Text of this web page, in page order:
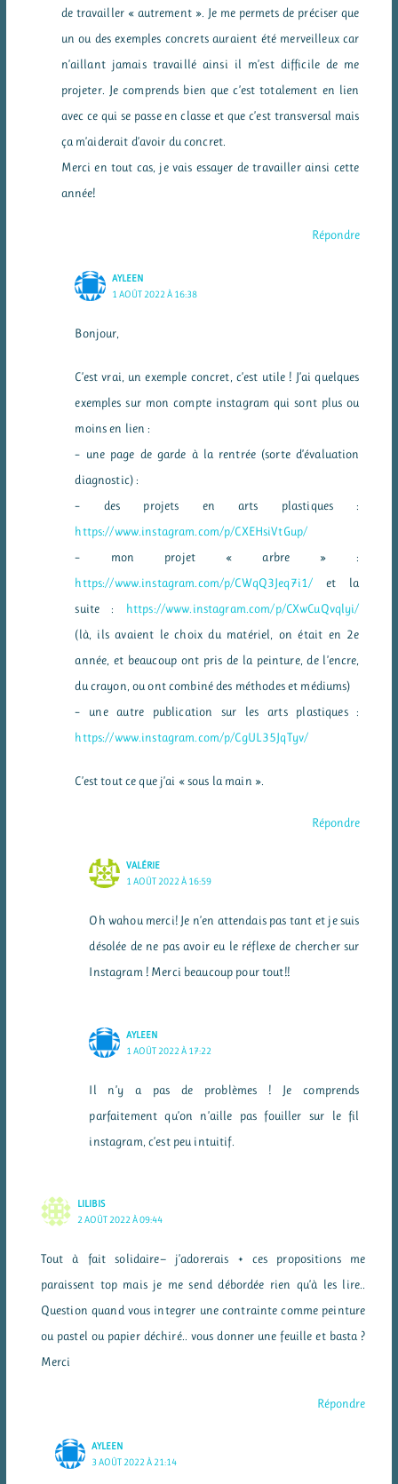
de travailler « autrement ». Je me permets de préciser que
un ou des exemples concrets auraient été merveilleux car
n’aillant jamais travaillé ainsi il m’est difficile de me
projeter. Je comprends bien que c’est totalement en lien
avec ce qui se passe en classe et que c’est transversal mais
ça m’aiderait d’avoir du concret.
Merci en tout cas, je vais essayer de travailler ainsi cette
année!
Répondre
AYLEEN
1 AOÛT 2022 À 16:38
Bonjour,
C’est vrai, un exemple concret, c’est utile ! J’ai quelques
exemples sur mon compte instagram qui sont plus ou
moins en lien :
– une page de garde à la rentrée (sorte d’évaluation
diagnostic) :
– des projets en arts plastiques :
https://www.instagram.com/p/CXEHsiVtGup/
– mon projet « arbre » :
https://www.instagram.com/p/CWqQ3Jeq7i1/ et la
suite : https://www.instagram.com/p/CXwCuQvqlyi/
(là, ils avaient le choix du matériel, on était en 2e
année, et beaucoup ont pris de la peinture, de l’encre,
du crayon, ou ont combiné des méthodes et médiums)
– une autre publication sur les arts plastiques :
https://www.instagram.com/p/CgUL35JqTyv/
C’est tout ce que j’ai « sous la main ».
Répondre
VALÉRIE
1 AOÛT 2022 À 16:59
Oh wahou merci! Je n’en attendais pas tant et je suis
désolée de ne pas avoir eu le réflexe de chercher sur
Instagram ! Merci beaucoup pour tout!!
AYLEEN
1 AOÛT 2022 À 17:22
Il n’y a pas de problèmes ! Je comprends
parfaitement qu’on n’aille pas fouiller sur le fil
instagram, c’est peu intuitif.
LILIBIS
2 AOÛT 2022 À 09:44
Tout à fait solidaire— j’adorerais + ces propositions me
paraissent top mais je me send débordée rien qu’à les lire..
Question quand vous integrer une contrainte comme peinture
ou pastel ou papier déchiré.. vous donner une feuille et basta ?
Merci
Répondre
AYLEEN
3 AOÛT 2022 À 21:14